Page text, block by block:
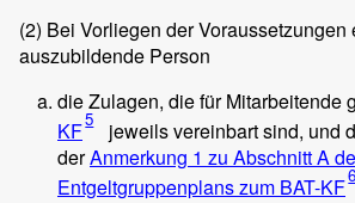
(2) Bei Vorliegen der Voraussetzungen
auszubildende Person
die Zulagen, die für Mitarbeitende
KF5
jeweils vereinbart sind, und
derAnmerkung 1 zu Abschnitt A
Entgeltgruppenplans zum BAT-KF